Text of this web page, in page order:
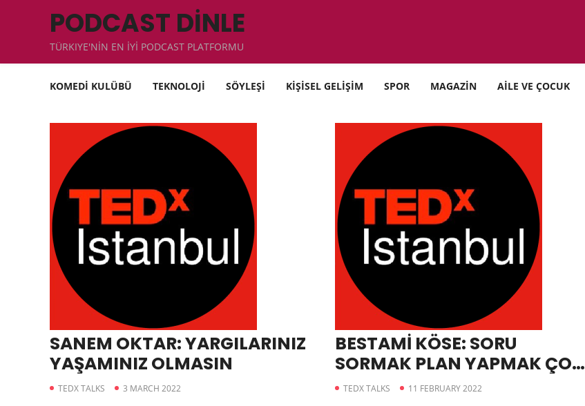
PODCAST DİNLE
TÜRKIYE'NİN EN İYİ PODCAST PLATFORMU
KOMEDİ KULÜBÜ TEKNOLOJİ SÖYLEŞİ KİŞİSEL GELİŞİM SPOR MAGAZİN AİLE VE ÇOCUK
SANEM OKTAR: YARGILARINIZ
YAŞAMINIZ OLMASIN
TEDX TALKS 3 MARCH 2022
BESTAMİ KÖSE: SORU
SORMAK PLAN YAPMAK ÇOK
PARA HARCAMAK YASAK
TEDX TALKS 11 FEBRUARY 2022